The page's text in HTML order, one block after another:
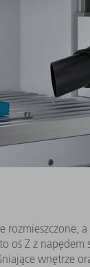
oś Z z
wnętrze